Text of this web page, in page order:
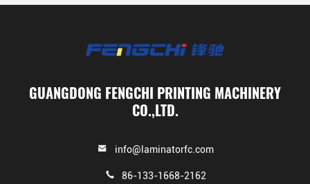
GUANGDONG FENGCHI PRINTING MACHINERY
CO.,LTD.
info@laminatorfc.com
86-133-1668-2162